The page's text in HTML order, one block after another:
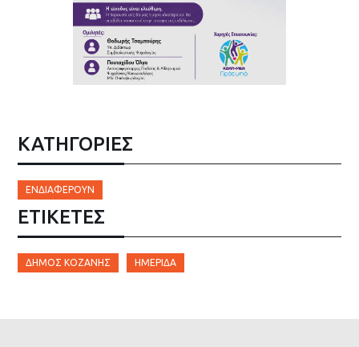
ΚΑΤΗΓΟΡΙΕΣ
ΕΝΔΙΑΦΈΡΟΥΝ
ΕΤΙΚΈΤΕΣ
ΔΉΜΟΣ ΚΟΖΆΝΗΣ ΗΜΈΡΊΔΑ